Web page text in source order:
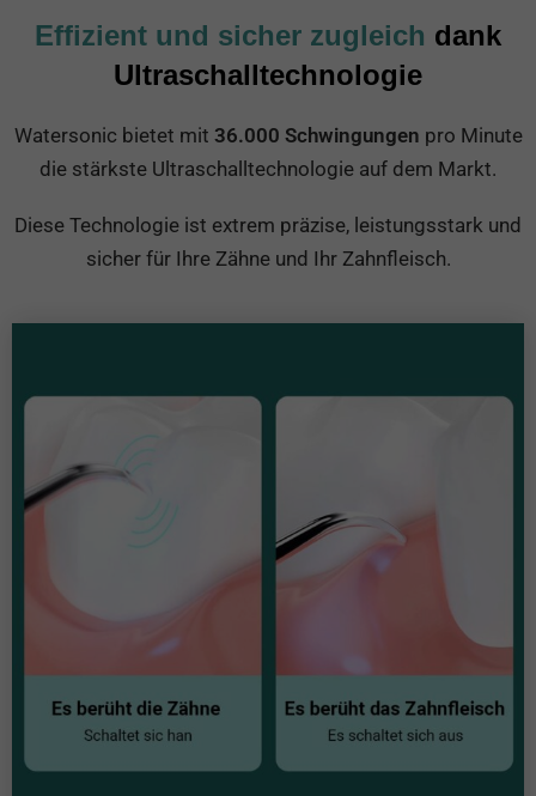
Effizient und sicher zugleich dank
Ultraschalltechnologie
Watersonic bietet mit 36.000 Schwingungen pro Minute
die stärkste Ultraschalltechnologie auf dem Markt.
Diese Technologie ist extrem präzise, leistungsstark und
sicher für Ihre Zähne und Ihr Zahnfleisch.